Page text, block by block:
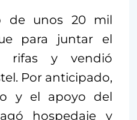
de unos 20 mil
para juntar el
rifas y vendió
Por anticipado,
y el apoyo del
hospedaje y